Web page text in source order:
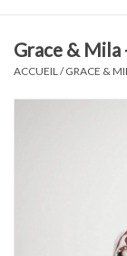
MAGASINEZ
Grace & Mila
ACCUEIL /GRACE &